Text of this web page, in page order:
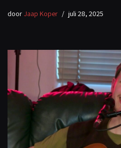
door Jaap Koper juli 28, 2025